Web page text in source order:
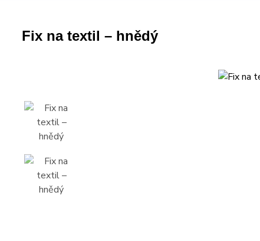
Fix na textil – hnědý